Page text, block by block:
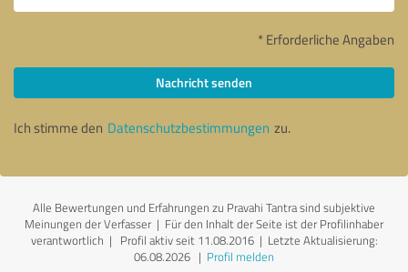
* Erforderliche Angaben
Nachricht senden
Ich stimme den Datenschutzbestimmungen zu.
Alle Bewertungen und Erfahrungen zu Pravahi Tantra sind subjektive
Meinungen der Verfasser | Für den Inhalt der Seite ist der Profilinhaber
verantwortlich | Profil aktiv seit 11.08.2016 | Letzte Aktualisierung:
06.08.2026 | Profil melden